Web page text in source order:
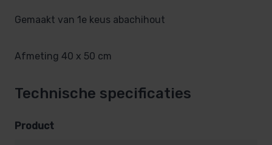
Gemaakt van 1e keus abachihout
Afmeting 40 x 50 cm
Technische specificaties
Product